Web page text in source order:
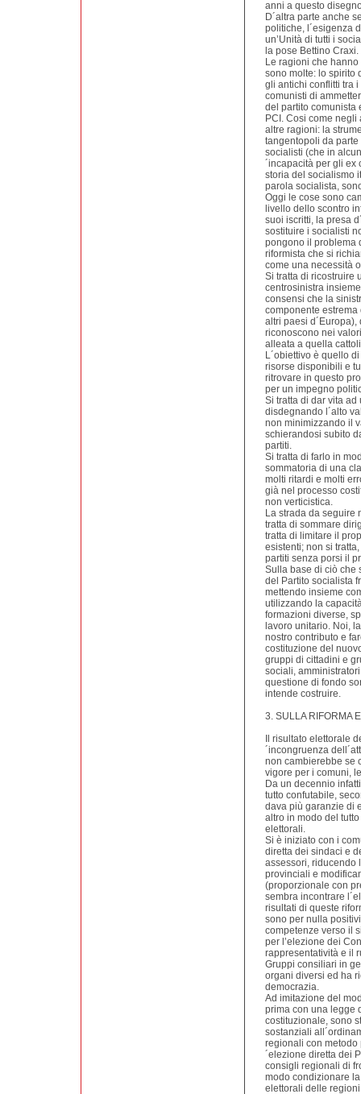
anni a questo
D´altra parte anche
politiche, l´esigenza
un’Unità di tutti i
la pose Bettino Craxi.
Le ragioni che
sono molte: lo spirito
gli antichi conflitti tra
comunisti di
del partito comunista
PCI. Cosi come
altre ragioni: la
tangentopoli da
socialisti (che in
´incapacità per gli
storia del socialismo
parola socialista,
Oggi le cose sono
livello dello scontro
suoi iscritti, la presa
sostituire i socialisti
pongono il problema
riformista che si
come una necessità
Si tratta di ricostruire
centrosinistra
consensi che la
componente
altri paesi
riconoscono nei
alleata a quella
L´obiettivo è quello
risorse disponibili e
ritrovare in questo
per un impegno
Si tratta di dar vita
disdegnando l´alto
non minimizzando il
schierandosi subito
partiti.
Si tratta di farlo in
sommatoria di una
molti ritardi e molti
già nel processo
non verticistica.
La strada da seguire
tratta di sommare
tratta di limitare il
esistenti; non si
partiti senza porsi il
Sulla base di ciò che
del Partito socialista
mettendo insieme
utilizzando la
formazioni diverse,
lavoro unitario. Noi,
nostro contributo e
costituzione del
gruppi di cittadini e
sociali,
questione di fondo
intende costruire.
3. SULLA RIFORMA
Il risultato elettorale
´incongruenza
non cambierebbe se
vigore per i comuni,
Da un decennio
tutto confutabile,
dava più garanzie di
altro in modo del
elettorali.
Si è iniziato con i
diretta dei sindaci e
assessori, riducendo
provinciali e
(proporzionale con
sembra incontrare
risultati di queste
sono per nulla
competenze verso il
per l’elezione dei
rappresentatività e il
Gruppi consiliari in
organi diversi ed ha
democrazia.
Ad imitazione del
prima con una legge
costituzionale, sono
sostanziali
regionali con
´elezione diretta dei
consigli regionali di
modo condizionare
elettorali delle